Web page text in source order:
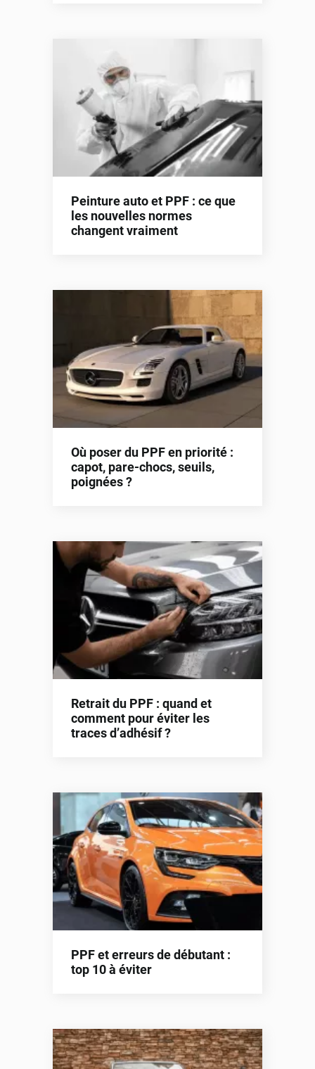
Peinture auto et PPF : ce que
les nouvelles normes
changent vraiment
Où poser du PPF en priorité :
capot, pare-chocs, seuils,
poignées ?
Retrait du PPF : quand et
comment pour éviter les
traces d’adhésif ?
PPF et erreurs de débutant :
top 10 à éviter